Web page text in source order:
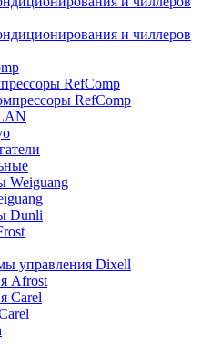
и чиллеров
RefComp
RefComp
Weiguang
Dunli
управления Dixell
Afrost
Carel